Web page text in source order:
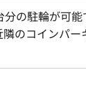
の駐輪が可能
隣のコインパ